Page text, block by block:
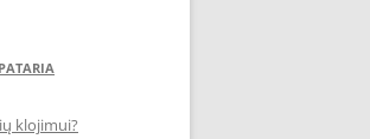
klojimui?